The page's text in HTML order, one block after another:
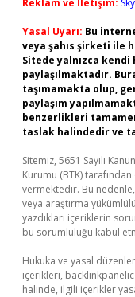
Reklam ve İletişim:
Yasal Uyarı: Bu
veya şahıs şirketi ile
Sitede yalnızca kendi
paylaşılmaktadır.
taşımamakta olup,
paylaşım
benzerlikleri
taslak halindedir ve
Sitemiz, 5651 Sayılı
Kurumu (BTK)
vermektedir. Bu
veya araştırma
yazdıkları içeriklerin
bu sorumluluğu kabul
Hukuka ve yasal
içerikleri,
halinde, ilgili içerikler